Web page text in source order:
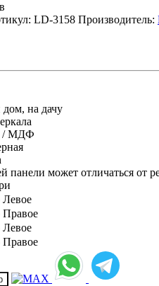
LD-3158 Производитель:
на дачу
МДФ
панели может отличаться от